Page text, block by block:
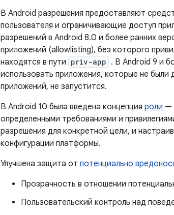
В Android разрешения предоставляют
пользователя и ограничивающие доступ
разрешений в Android 8.0 и более ранних
приложений (allowlisting), без которого
находятся в пути priv-app . В Android 9 и
использовать приложения, которые не
приложений, не запустится.
В Android 10 была введена концепция роли —
определенными требованиями и
разрешения для конкретной цели, и
конфигурации платформы.
Улучшена защита от потенциально
Прозрачность в отношении
Пользовательский контроль над